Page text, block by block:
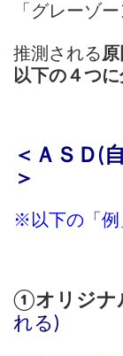
「グレーゾ
推測される原
以下の４つ
＜ＡＳＤ(
＞
※以下の「例
①オリジナ
れる)